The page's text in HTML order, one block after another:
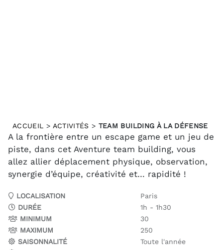
ACCUEIL > ACTIVITÉS > TEAM BUILDING À LA DÉFENSE
A la frontière entre un escape game et un jeu de
piste, dans cet Aventure team building, vous
allez allier déplacement physique, observation,
synergie d’équipe, créativité et… rapidité !
LOCALISATION
Paris
DURÉE
1h - 1h30
MINIMUM
30
MAXIMUM
250
SAISONNALITÉ
Toute l'année